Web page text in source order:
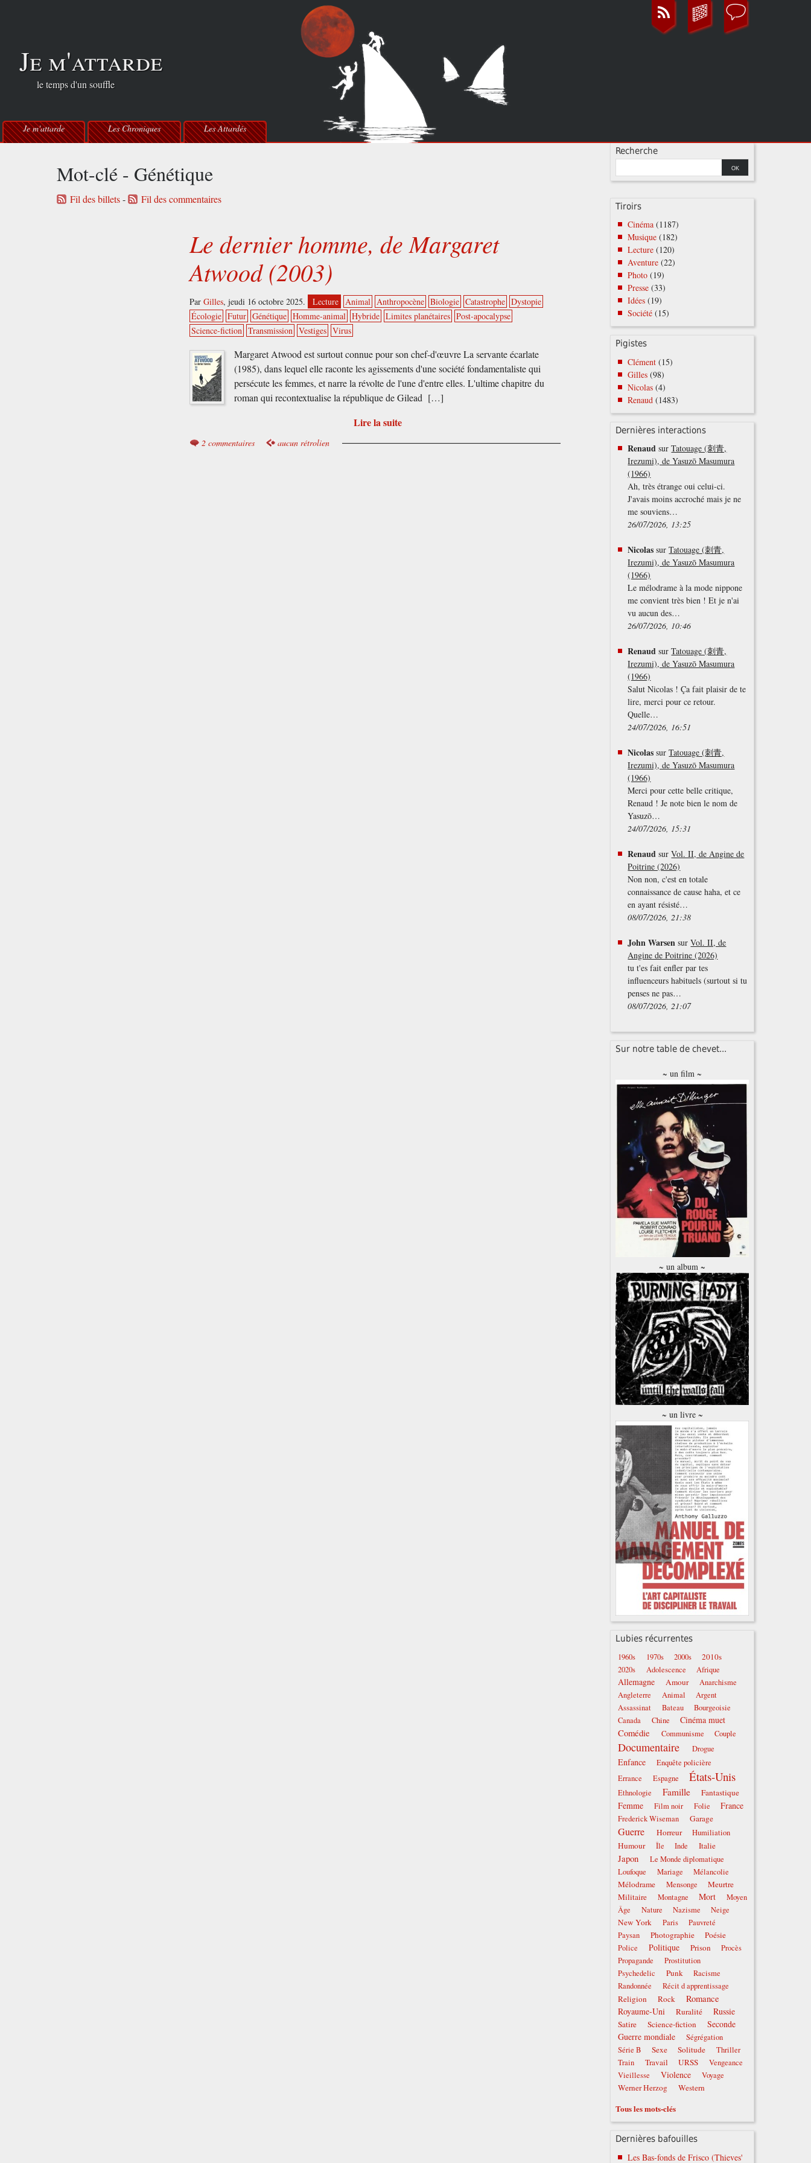
Je m'attarde
le temps d'un souffle
Je m'attarde Les Chroniques Les Attardés
Mot-clé - Génétique
Fil des billets- Fil des commentaires
Le dernier homme, de Margaret
Atwood (2003)
ParGilles,jeudi 16 octobre 2025. Lecture Animal Anthropocène Biologie Catastrophe Dystopie
Écologie Futur Génétique Homme-animal Hybride Limites planétaires Post-apocalypse
Science-fiction Transmission Vestiges Virus
Margaret Atwood est surtout connue pour son chef-d'œuvre La servante écarlate
(1985), dans lequel elle raconte les agissements d'une société fondamentaliste qui
persécute les femmes, et narre la révolte de l'une d'entre elles. L'ultime chapitre du
roman qui recontextualise la république de Gilead […]
Lire la suite
2 commentaires aucun rétrolien
Recherche
Tiroirs
Cinéma (1187)
Musique (182)
Lecture (120)
Aventure (22)
Photo (19)
Presse (33)
Idées (19)
Société (15)
Pigistes
Clément (15)
Gilles (98)
Nicolas (4)
Renaud (1483)
Dernières interactions
Renaud surTatouage (刺青,
Irezumi), de Yasuzō Masumura
(1966)
Ah, très étrange oui celui-ci.
J'avais moins accroché mais je ne
me souviens…
26/07/2026, 13:25
Nicolas surTatouage (刺青,
Irezumi), de Yasuzō Masumura
(1966)
Le mélodrame à la mode nippone
me convient très bien ! Et je n'ai
vu aucun des…
26/07/2026, 10:46
Renaud surTatouage (刺青,
Irezumi), de Yasuzō Masumura
(1966)
Salut Nicolas ! Ça fait plaisir de te
lire, merci pour ce retour.
Quelle…
24/07/2026, 16:51
Nicolas surTatouage (刺青,
Irezumi), de Yasuzō Masumura
(1966)
Merci pour cette belle critique,
Renaud ! Je note bien le nom de
Yasuzō…
24/07/2026, 15:31
Renaud surVol. II, de Angine de
Poitrine (2026)
Non non, c'est en totale
connaissance de cause haha, et ce
en ayant résisté…
08/07/2026, 21:38
John Warsen surVol. II, de
Angine de Poitrine (2026)
tu t'es fait enfler par tes
influenceurs habituels (surtout si tu
penses ne pas…
08/07/2026, 21:07
Sur notre table de chevet...
~ un film ~
~ un album ~
~ un livre ~
Lubies récurrentes
1960s 1970s 2000s 2010s
2020s Adolescence Afrique
Allemagne Amour
Anarchisme
Angleterre
Animal
Argent
Assassinat
Bateau
Bourgeoisie
Canada
Chine Cinéma muet
Comédie Communisme Couple
Documentaire Drogue
Enfance
Enquête policière
Errance
Espagne États-Unis
Ethnologie Famille Fantastique
Femme Film noir Folie France
Frederick Wiseman Garage
Guerre Horreur Humiliation
Humour Île Inde Italie
Japon
Le Monde diplomatique
Loufoque
Mariage Mélancolie
Mélodrame Mensonge
Meurtre
Militaire
Montagne Mort
Moyen
Âge
Nature Nazisme Neige
New York Paris
Pauvreté
Paysan
Photographie Poésie
Police Politique Prison
Procès
Propagande
Prostitution
Psychedelic
Punk
Racisme
Randonnée
Récit d apprentissage
Religion Rock Romance
Royaume-Uni Ruralité Russie
Satire Science-fiction
Seconde
Guerre mondiale
Ségrégation
Série B
Sexe Solitude
Thriller
Train
Travail URSS
Vengeance
Vieillesse
Violence Voyage
Werner Herzog Western
Tous les mots-clés
Dernières bafouilles
Les Bas-fonds de Frisco (Thieves'